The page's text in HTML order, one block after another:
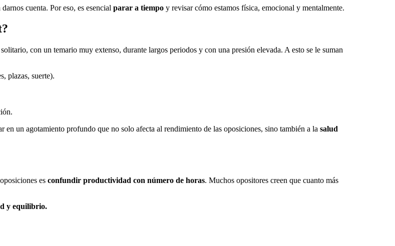
cuenta. Por eso, es esencial parar a tiempo y revisar cómo estamos física, emocional y mentalmente.
con un temario muy extenso, durante largos periodos y con una presión elevada. A esto se le suman
plazas, suerte).
en un agotamiento profundo que no solo afecta al rendimiento de las oposiciones, sino también a la salud
es confundir productividad con número de horas. Muchos opositores creen que cuanto más
y equilibrio.